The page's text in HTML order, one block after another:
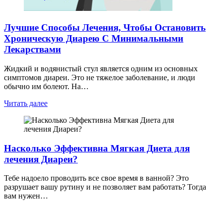
Лучшие Способы Лечения, Чтобы Остановить
Хроническую Диарею С Минимальными
Лекарствами
Жидкий и водянистый стул является одним из основных
симптомов диареи. Это не тяжелое заболевание, и люди
обычно им болеют. На…
Читать далее
Насколько Эффективна Мягкая Диета для
лечения Диареи?
Тебе надоело проводить все свое время в ванной? Это
разрушает вашу рутину и не позволяет вам работать? Тогда
вам нужен…